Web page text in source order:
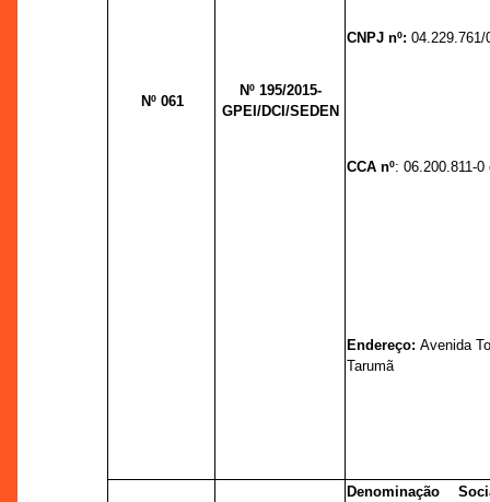
Nº 061
Nº 195/2015-
GPEI/DCI/SEDEN
CNPJ nº:04.229.761/
CCA nº: 06.200.811-0
Endereço:Avenida
Tarumã
Denominação